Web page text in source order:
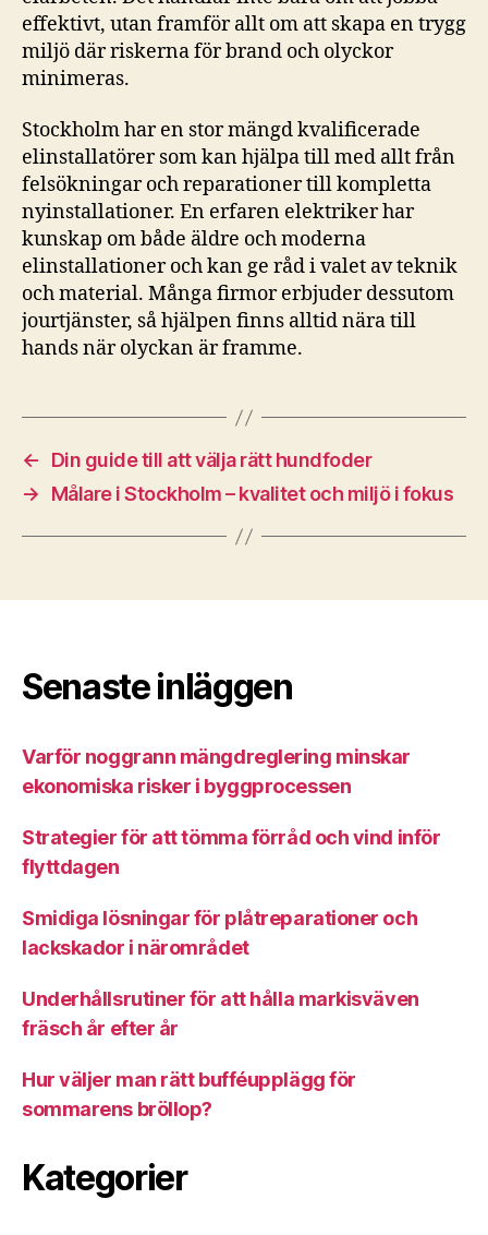
effektivt, utan framför allt om att skapa en trygg
miljö där riskerna för brand och olyckor
minimeras.
Stockholm har en stor mängd kvalificerade
elinstallatörer som kan hjälpa till med allt från
felsökningar och reparationer till kompletta
nyinstallationer. En erfaren elektriker har
kunskap om både äldre och moderna
elinstallationer och kan ge råd i valet av teknik
och material. Många firmor erbjuder dessutom
jourtjänster, så hjälpen finns alltid nära till
hands när olyckan är framme.
←
Din guide till att välja rätt hundfoder
→
Målare i Stockholm – kvalitet och miljö i fokus
Senaste inläggen
Varför noggrann mängdreglering minskar
ekonomiska risker i byggprocessen
Strategier för att tömma förråd och vind inför
flyttdagen
Smidiga lösningar för plåtreparationer och
lackskador i närområdet
Underhållsrutiner för att hålla markisväven
fräsch år efter år
Hur väljer man rätt bufféupplägg för
sommarens bröllop?
Kategorier